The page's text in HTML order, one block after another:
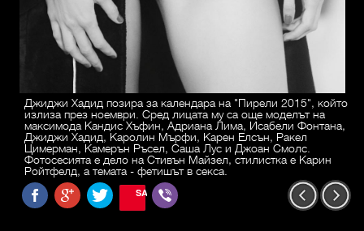
Джиджи Хадид позира за календара на "Пирели 2015", който
излиза през ноември. Сред лицата му са още моделът на
максимода Кандис Хъфин, Адриана Лима, Исабели Фонтана,
Джиджи Хадид, Каролин Мърфи, Карен Елсън, Ракел
Цимерман, Камерън Ръсел, Саша Лус и Джоан Смолс.
Фотосесията е дело на Стивън Майзел, стилистка е Карин
Ройтфелд, а темата - фетишът в секса.
SAVE